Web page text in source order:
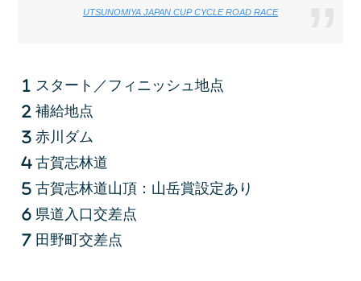
UTSUNOMIYA JAPAN CUP CYCLE ROAD RACE
スタート／フィニッシュ地点
補給地点
赤川ダム
古賀志林道
古賀志林道山頂：山岳賞設定あり
県道入口交差点
田野町交差点